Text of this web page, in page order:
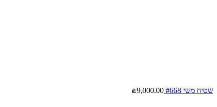
שטיח משי #668 ₪9,000.00